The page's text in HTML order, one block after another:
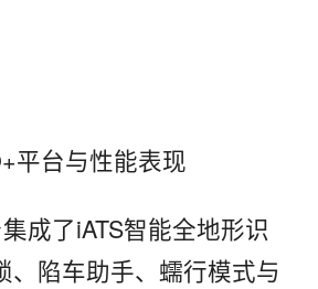
平台与性能表现
成了iATS智能全地形识
、陷车助手、蠕行模式与